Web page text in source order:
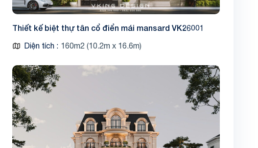
Thiết kế biệt thự tân cổ điển mái mansard VK26001
Diện tích 160m2 (10.2m x 16.6m)